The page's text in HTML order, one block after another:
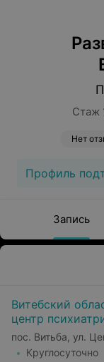
Стаж
Нет
Профиль
Запись
Витебский
центр
пос. Витьба, ул.
Круглосуточно